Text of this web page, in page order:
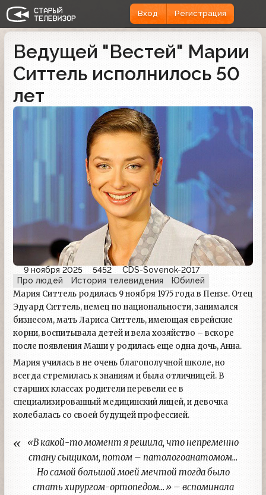
Вход Регистрация
Ведущей "Вестей" Марии
Ситтель исполнилось 50
лет
9 ноября 2025 5452
CDS-Sovenok-2017
Про людей
История телевидения Юбилей
Мария Ситтель родилась 9 ноября 1975 года в Пензе. Отец
Эдуард Ситтель, немец по национальности, занимался
бизнесом, мать Лариса Ситтель, имеющая еврейские
корни, воспитывала детей и вела хозяйство – вскоре
после появления Маши у родилась еще одна дочь, Анна.
Мария училась в не очень благополучной школе, но
всегда стремилась к знаниям и была отличницей. В
старших классах родители перевели ее в
специализированный медицинский лицей, и девочка
колебалась со своей будущей профессией.
«В какой-то момент я решила, что непременно
стану сыщиком, потом – патологоанатомом...
Но самой большой моей мечтой тогда было
стать хирургом-ортопедом...» – вспоминала